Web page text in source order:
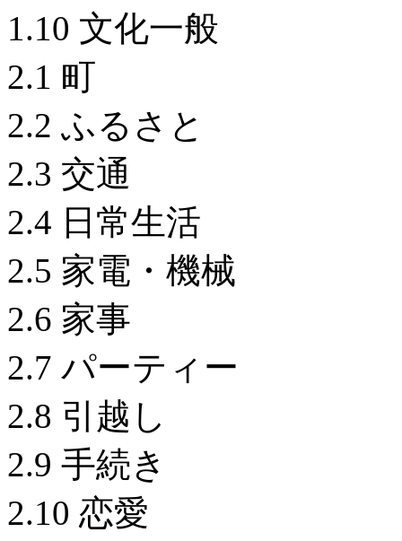
1.10 文化一般
2.1 町
2.2 ふるさと
2.3 交通
2.4 日常生活
2.5 家電・機械
2.6 家事
2.7 パーティー
2.8 引越し
2.9 手続き
2.10 恋愛